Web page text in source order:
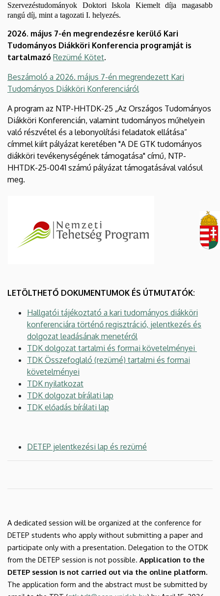
Szervezéstudományok Doktori Iskola Kiemelt díja magasabb
rangú díj, mint a tagozati I. helyezés.
2026. május 7-én megrendezésre kerülő Kari
Tudományos Diákköri Konferencia programját is
tartalmazó Rezümé Kötet.
Beszámoló a 2026. május 7-én megrendezett Kari
Tudományos Diákköri Konferenciáról
A program az NTP-HHTDK-25 „Az Országos Tudományos
Diákköri Konferencián, valamint tudományos műhelyein
való részvétel és a lebonyolítási feladatok ellátása”
címmel kiírt pályázat keretében "A DE GTK tudományos
diákköri tevékenységének támogatása" című, NTP-
HHTDK-25-0041 számú pályázat támogatásával valósul
meg.
LETÖLTHETŐ DOKUMENTUMOK ÉS ÚTMUTATÓK:
Hallgatói tájékoztató a kari tudományos diákköri
konferenciára történő regisztráció, jelentkezés és
dolgozat leadásának menetéről
TDK dolgozat tartalmi és formai követelményei
TDK Összefoglaló (rezümé) tartalmi és formai
követelményei
TDK nyilatkozat
TDK dolgozat bírálati lap
TDK előadás bírálati lap
DETEP jelentkezési lap és rezümé
A dedicated session will be organized at the conference for
DETEP students who apply without submitting a paper and
participate only with a presentation. Delegation to the OTDK
from the DETEP session is not possible. Application to the
DETEP session is not carried out via the online platform.
The application form and the abstract must be submitted by